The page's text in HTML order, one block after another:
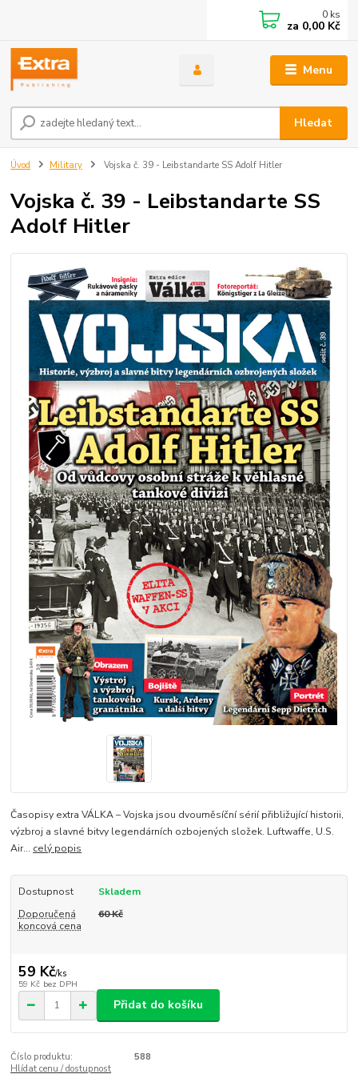
Menu
Hledat
0 ks
za 0,00 Kč
Úvod Military Vojska č. 39 - Leibstandarte SS Adolf Hitler
Vojska č. 39 - Leibstandarte SS
Adolf Hitler
Časopisy extra VÁLKA – Vojska jsou dvouměsíční sérií přibližující historii,
výzbroj a slavné bitvy legendárních ozbojených složek. Luftwaffe, U.S.
Air... celý popis
Dostupnost
Skladem
Doporučená
koncová cena
60 Kč
59 Kč/ks
59 Kč bez DPH
Přidat do košíku
Číslo produktu:
588
Hlídat cenu / dostupnost